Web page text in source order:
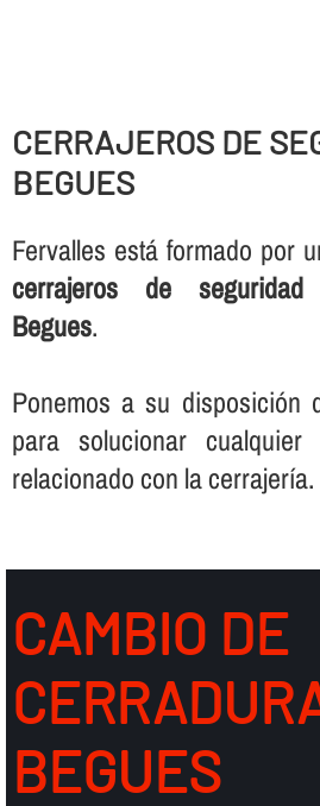
CERRAJEROS DE
BEGUES
Fervalles está formado por
cerrajeros de
Begues.
Ponemos a su disposición
para solucionar
relacionado con la cerrajerí­a.
CAMBIO DE
BEGUES